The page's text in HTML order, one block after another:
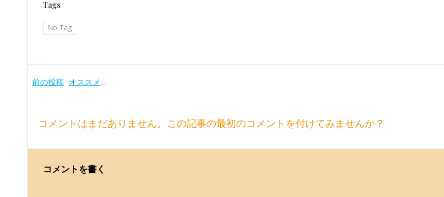
Tags
No Tag
Post
前の投稿 オススメのショパンのバラード録音
コメントはまだありません。この記事の最初のコメントを付けてみませんか？
コメントを書く